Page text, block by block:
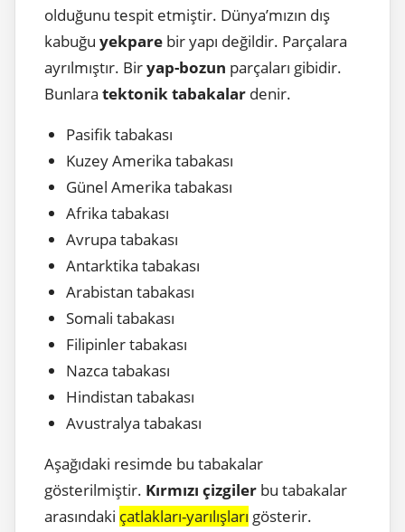
olduğunu tespit etmiştir. Dünya’mızın dış
kabuğu yekpare bir yapı değildir. Parçalara
ayrılmıştır. Biryap-bozun parçaları gibidir.
Bunlara tektonik tabakalar denir.
Pasifik tabakası
Kuzey Amerika tabakası
Günel Amerika tabakası
Afrika tabakası
Avrupa tabakası
Antarktika tabakası
Arabistan tabakası
Somali tabakası
Filipinler tabakası
Nazca tabakası
Hindistan tabakası
Avustralya tabakası
Aşağıdaki resimde bu tabakalar
gösterilmiştir. Kırmızı çizgiler bu tabakalar
arasındaki çatlakları-yarılışları gösterir.